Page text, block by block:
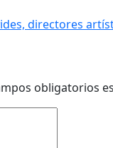
directores
obligatorios